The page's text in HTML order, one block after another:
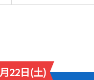
22日(土)